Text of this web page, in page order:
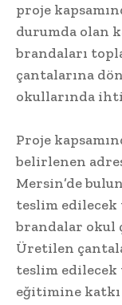
proje
durumda olan
brandaları
çantalarına
okullarında
Proje
belirlenen
Mersin’de
teslim edilecek
brandalar okul
Üretilen
teslim
eğitimine katkı